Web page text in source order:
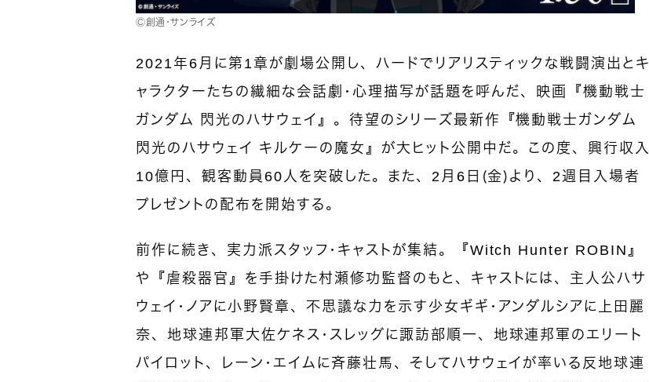
Ⓒ創通・サンライズ
2021年6月に第1章が劇場公開し、ハードでリアリスティックな戦闘演出とキ
ャラクターたちの繊細な会話劇・心理描写が話題を呼んだ、映画『機動戦士
ガンダム 閃光のハサウェイ』。待望のシリーズ最新作『機動戦士ガンダム
閃光のハサウェイ キルケーの魔女』が大ヒット公開中だ。この度、興行収入
10億円、観客動員60人を突破した。また、2月6日（金）より、2週目入場者
プレゼントの配布を開始する。
前作に続き、実力派スタッフ・キャストが集結。『Witch Hunter ROBIN』
や『虐殺器官』を手掛けた村瀬修功監督のもと、キャストには、主人公ハサ
ウェイ・ノアに小野賢章、不思議な力を示す少女ギギ・アンダルシアに上田麗
奈、地球連邦軍大佐ケネス・スレッグに諏訪部順一、地球連邦軍のエリート
パイロット、レーン・エイムに斉藤壮馬、そしてハサウェイが率いる反地球連